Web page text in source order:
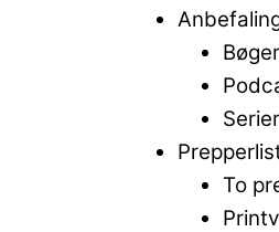
Bøger
Serier
To